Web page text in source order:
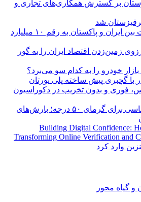
بر گسترش همکاری‌های تجاری و
شد
افزایش حجم تجارت بین ایران و پاکستان به رقم ۱۰ میلیارد
زمین‌زدن اقتصاد ایران را به گور
بازار خودرو را به کدام سو می‌برد؟
با گچبری پیش ساخته پلی یورتان
فوری و بدون تخریب در دکوراسیون
هشدار قرمز هواشناسی برای گرمای ۵۰ درجه؛ بارش‌های
Building Digital Confidence:
Transforming Online Verification and
وارد کرد
و گیاه محور